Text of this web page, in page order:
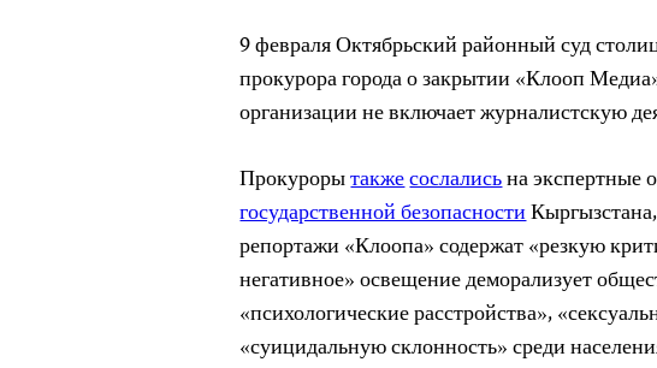
9 февраля Октябрьский районный суд
прокурора города о закрытии «Клооп
организации не включает журналистскую
Прокурорытакжесослалисьна экспертные
государственной безопасности
репортажи «Клоопа» содержат «резкую
негативное» освещение деморализует
«психологические расстройства»,
«суицидальную склонность» среди